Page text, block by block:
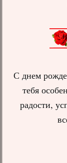
С днем
тебя
радости,